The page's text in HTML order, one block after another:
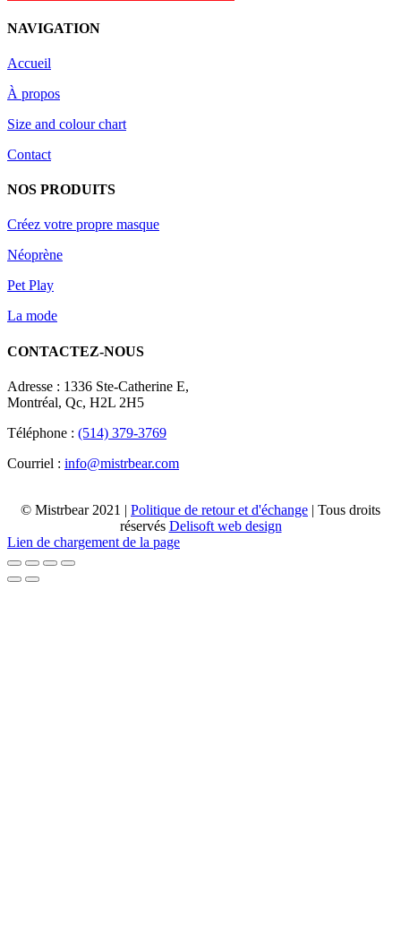
NAVIGATION
Accueil
À propos
Size and colour chart
Contact
NOS PRODUITS
Créez votre propre masque
Néoprène
Pet Play
La mode
CONTACTEZ-NOUS
Adresse : 1336 Ste-Catherine E,
Montréal, Qc, H2L 2H5
Téléphone : (514) 379-3769
Courriel : info@mistrbear.com
© Mistrbear 2021 | Politique de retour et d'échange | Tous droits
réservés Delisoft web design
Lien de chargement de la page